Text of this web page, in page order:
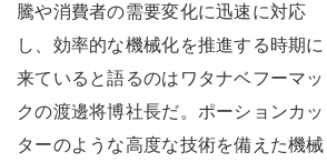
騰や消費者の需要変化に迅速に対応
し、効率的な機械化を推進する時期に
来ていると語るのはワタナベフーマッ
クの渡邊将博社長だ。ポーションカッ
ターのような高度な技術を備えた機械